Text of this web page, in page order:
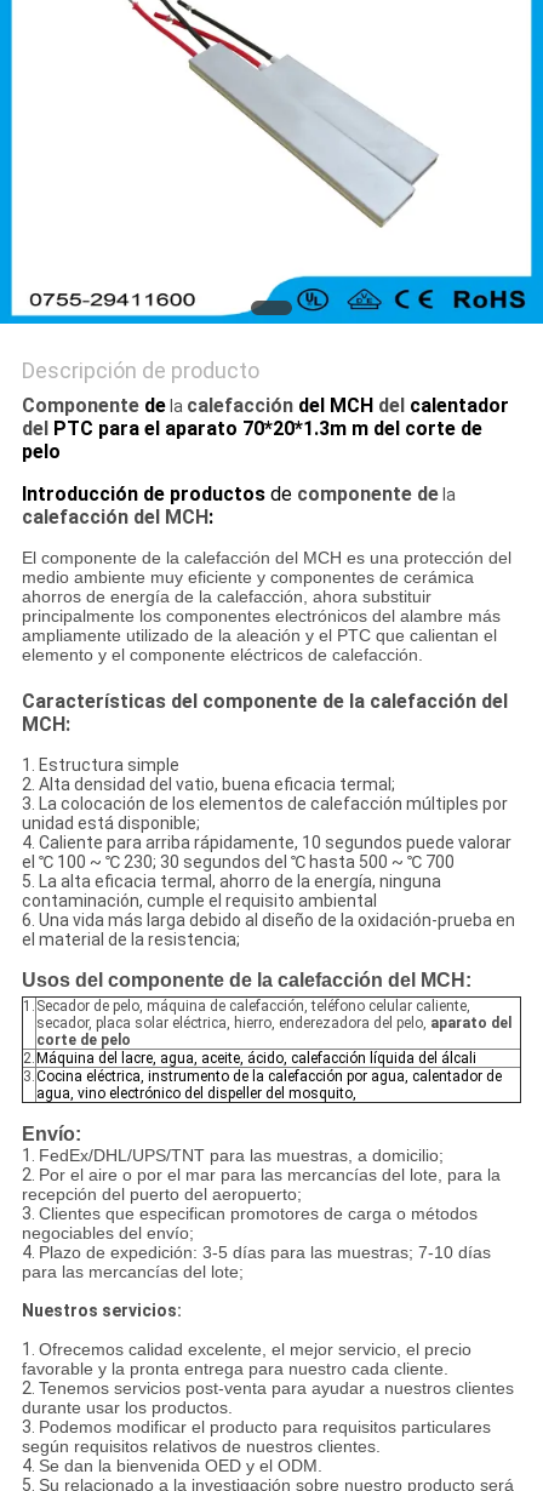
POLÍTICAS
Descripción de producto
Componente dela calefacción del MCH del calentador
del PTC para el aparato 70*20*1.3m m del corte de
pelo
Introducción de productosde componente dela
calefacción del MCH :
El componente de la calefacción del MCH es una protección del
medio ambiente muy eficiente y componentes de cerámica
ahorros de energía de la calefacción, ahora substituir
principalmente los componentes electrónicos del alambre más
ampliamente utilizado de la aleación y el PTC que calientan el
elemento y el componente eléctricos de calefacción.
Características del componente de la calefacción del
MCH:
1. Estructura simple
2. Alta densidad del vatio, buena eficacia termal;
3. La colocación de los elementos de calefacción múltiples por
unidad está disponible;
4. Caliente para arriba rápidamente, 10 segundos puede valorar
el ℃ 100 ~ ℃ 230; 30 segundos del ℃ hasta 500 ~ ℃ 700
5. La alta eficacia termal, ahorro de la energía, ninguna
contaminación, cumple el requisito ambiental
6. Una vida más larga debido al diseño de la oxidación-prueba en
el material de la resistencia;
Usos del componente de la calefacción del MCH:
1. Secador de pelo, máquina de calefacción, teléfono celular caliente,
secador, placa solar eléctrica, hierro, enderezadora del pelo, aparato del
corte de pelo
2. Máquina del lacre, agua, aceite, ácido, calefacción líquida del álcali
3.Cocina eléctrica, instrumento de la calefacción por agua, calentador de
agua, vino electrónico del dispeller del mosquito,
Envío:
1. FedEx/DHL/UPS/TNT para las muestras, a domicilio;
2. Por el aire o por el mar para las mercancías del lote, para la
recepción del puerto del aeropuerto;
3. Clientes que especifican promotores de carga o métodos
negociables del envío;
4. Plazo de expedición: 3-5 días para las muestras; 7-10 días
para las mercancías del lote;
Nuestros servicios:
1. Ofrecemos calidad excelente, el mejor servicio, el precio
favorable y la pronta entrega para nuestro cada cliente.
2. Tenemos servicios post-venta para ayudar a nuestros clientes
durante usar los productos.
3. Podemos modificar el producto para requisitos particulares
según requisitos relativos de nuestros clientes.
4. Se dan la bienvenida OED y el ODM.
5. Su relacionado a la investigación sobre nuestro producto será